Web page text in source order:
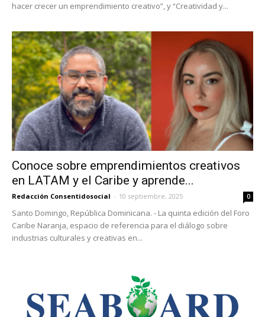
hacer crecer un emprendimiento creativo”, y “Creatividad y...
Conoce sobre emprendimientos creativos
en LATAM y el Caribe y aprende...
Redacción Consentidosocial - 10 septiembre, 2025 0
Santo Domingo, República Dominicana. - La quinta edición del Foro
Caribe Naranja, espacio de referencia para el diálogo sobre
industrias culturales y creativas en...